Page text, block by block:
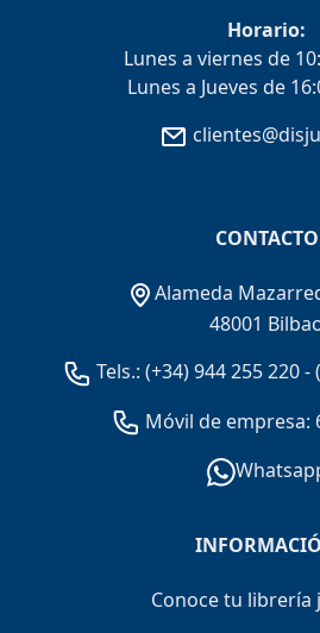
Horario:
Lunes a viernes de
Lunes a Jueves de
CONTACTO
Alameda
48001
Tels.: (+34) 944 255 220-
Móvil de empresa:
Conoce tu librería